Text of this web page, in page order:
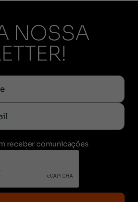
NOSSA
receber comunicações